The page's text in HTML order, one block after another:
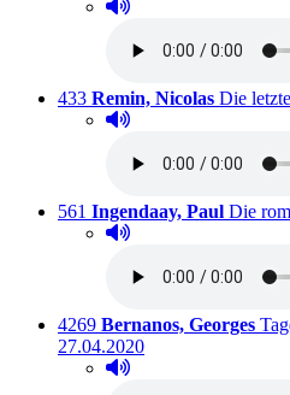
Hörprobe abspielen
Hörprobe von Das
Titelnummer:
433 von
Remin, Nicolas: Die
Hörprobe abspielen
Hörprobe von Die
Titelnummer:
561 von
Ingendaay, Paul: Die
Hörprobe abspielen
Hörprobe von Die
Titelnummer:
4269 von
Bernanos, Georges:
27.04.2020
Hörprobe abspielen
Hörprobe von